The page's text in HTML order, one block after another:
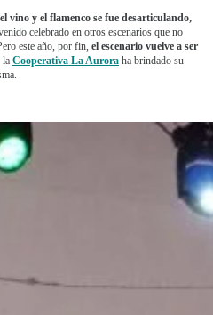
vino y el flamenco se fue desarticulando,
celebrado en otros escenarios que no
este año, por fin, el escenario vuelve a ser
Cooperativa La Aurora ha brindado su